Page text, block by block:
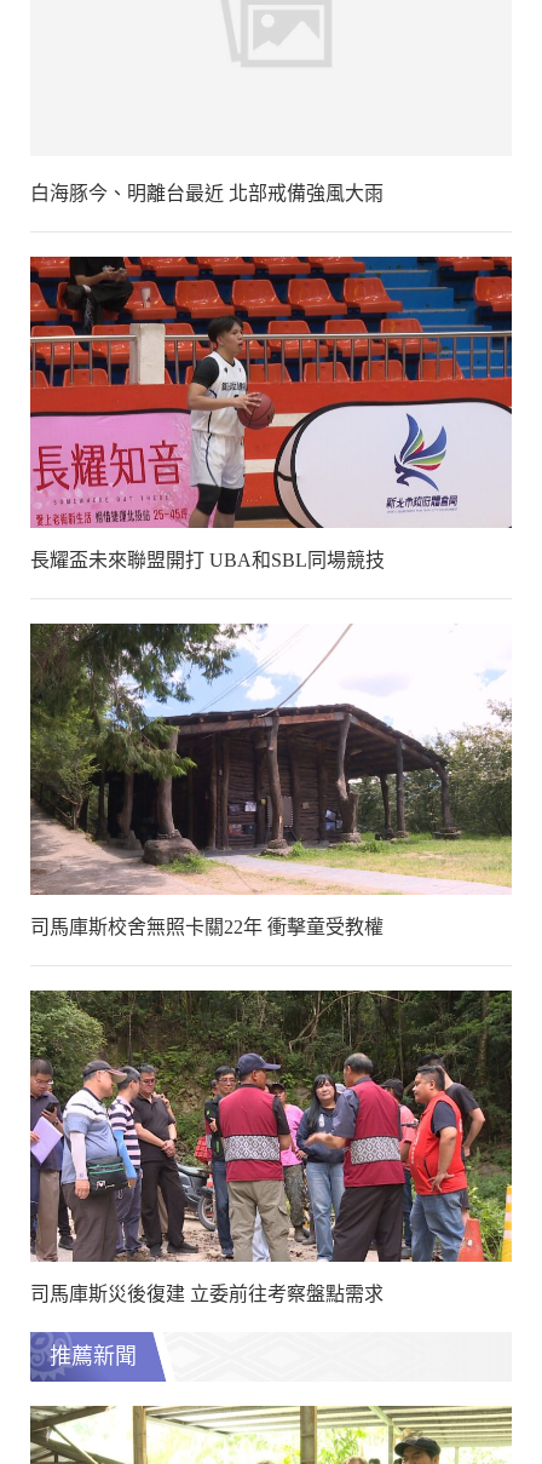
白海豚今、明離台最近 北部戒備強風大雨
長耀盃未來聯盟開打 UBA和SBL同場競技
司馬庫斯校舍無照卡關22年 衝擊童受教權
司馬庫斯災後復建 立委前往考察盤點需求
推薦新聞